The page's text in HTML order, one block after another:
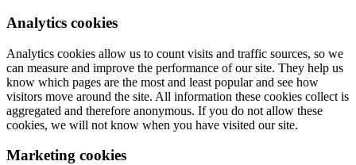
Analytics cookies
Analytics cookies allow us to count visits and traffic sources, so we
can measure and improve the performance of our site. They help us
know which pages are the most and least popular and see how
visitors move around the site. All information these cookies collect is
aggregated and therefore anonymous. If you do not allow these
cookies, we will not know when you have visited our site.
Marketing cookies